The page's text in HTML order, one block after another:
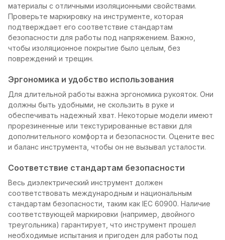
материалы с отличными изоляционными свойствами.
Проверьте маркировку на инструменте, которая
подтверждает его соответствие стандартам
безопасности для работы под напряжением. Важно,
чтобы изоляционное покрытие было целым, без
повреждений и трещин.
Эргономика и удобство использования
Для длительной работы важна эргономика рукояток. Они
должны быть удобными, не скользить в руке и
обеспечивать надежный хват. Некоторые модели имеют
прорезиненные или текстурированные вставки для
дополнительного комфорта и безопасности. Оцените вес
и баланс инструмента, чтобы он не вызывал усталости.
Соответствие стандартам безопасности
Весь диэлектрический инструмент должен
соответствовать международным и национальным
стандартам безопасности, таким как IEC 60900. Наличие
соответствующей маркировки (например, двойного
треугольника) гарантирует, что инструмент прошел
необходимые испытания и пригоден для работы под